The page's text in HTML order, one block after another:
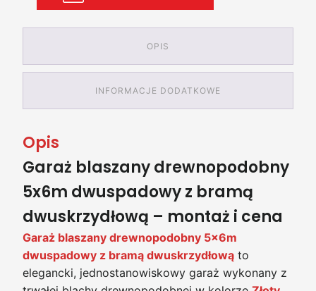
OPIS
INFORMACJE DODATKOWE
Opis
Garaż blaszany drewnopodobny
5x6m dwuspadowy z bramą
dwuskrzydłową – montaż i cena
Garaż blaszany drewnopodobny 5x6m
dwuspadowy z bramą dwuskrzydłową to
elegancki, jednostanowiskowy garaż wykonany z